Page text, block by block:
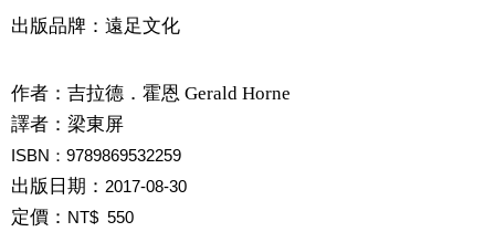
出版品牌：遠足文化
作者： 吉拉德．霍恩 Gerald Horne
譯者： 梁東屏
ISBN：9789869532259
出版日期： 2017-08-30
定價： NT$ 550